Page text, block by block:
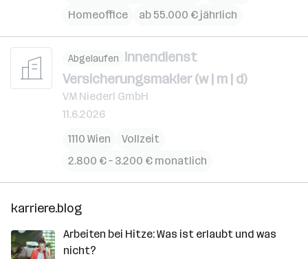
Homeoffice
ab 55.000 € jährlich
Abgelaufen Innendienst
Versicherungsmakler (w | m | d)
VM Niederl GmbH
11.6.2026
1110 Wien
Vollzeit
2.800 € – 3.200 € monatlich
karriere.blog
Arbeiten bei Hitze: Was ist erlaubt und was
nicht?